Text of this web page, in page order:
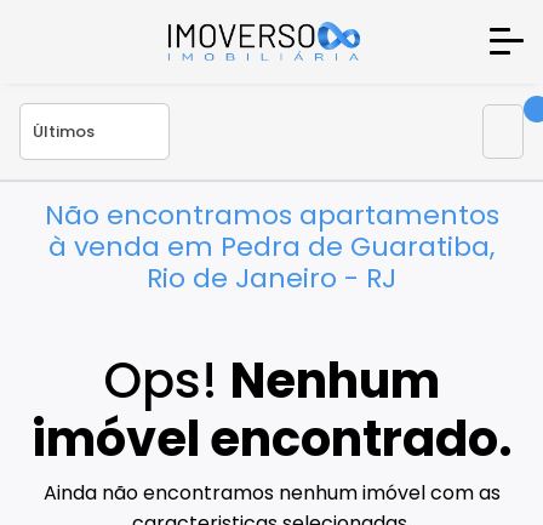
Não encontramos apartamentos
à venda em Pedra de Guaratiba,
Rio de Janeiro - RJ
Ops! Nenhum
imóvel encontrado.
Ainda não encontramos nenhum imóvel com as